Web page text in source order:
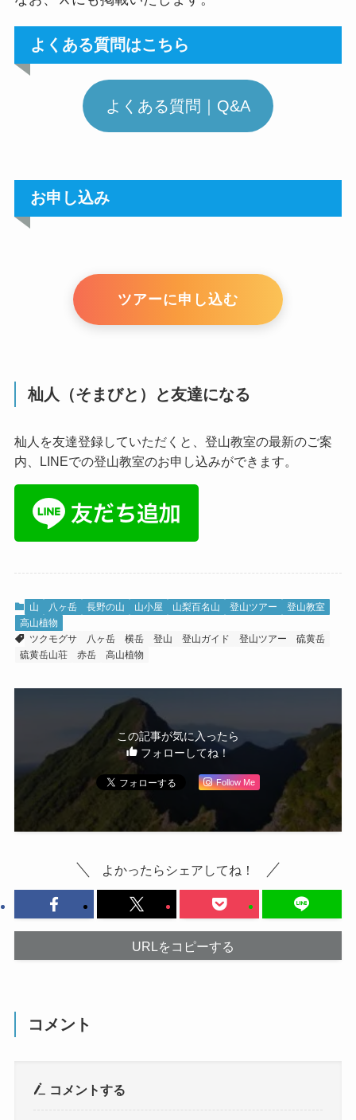
よくある質問はこちら
よくある質問｜Q&A
お申し込み
ツアーに申し込む
杣人（そまびと）と友達になる
杣人を友達登録していただくと、登山教室の最新のご案
内、LINEでの登山教室のお申し込みができます。
山 八ヶ岳 長野の山 山小屋 山梨百名山 登山ツアー
登山教室
高山植物
ツクモグサ
八ヶ岳 横岳 登山 登山ガイド 登山ツアー
硫黄岳
硫黄岳山荘
赤岳 高山植物
この記事が気に入ったら
フォローしてね！
Follow Me
よかったらシェアしてね！
URLをコピーする
コメント
コメントする